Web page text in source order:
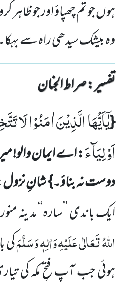
ہوں جو تم چھپاؤ اور جو ظاہر
وہ بیشک سیدھی راہ سے
تفسیر : ‎صراط الجنان
{یٰۤاَیُّهَا الَّذِیْنَ اٰمَنُوْا
اَوْلِیَآءَ: اے ایمان والو!
دوست نہ بناؤ۔}شانِ
ایک باندی ’’سارہ‘‘ مدینہ
اللّٰہُ تَعَالٰی عَلَیْہِ وَاٰلِہٖ وَسَلَّمَ
ہوئی جب آپ فتحِ مکہ کی